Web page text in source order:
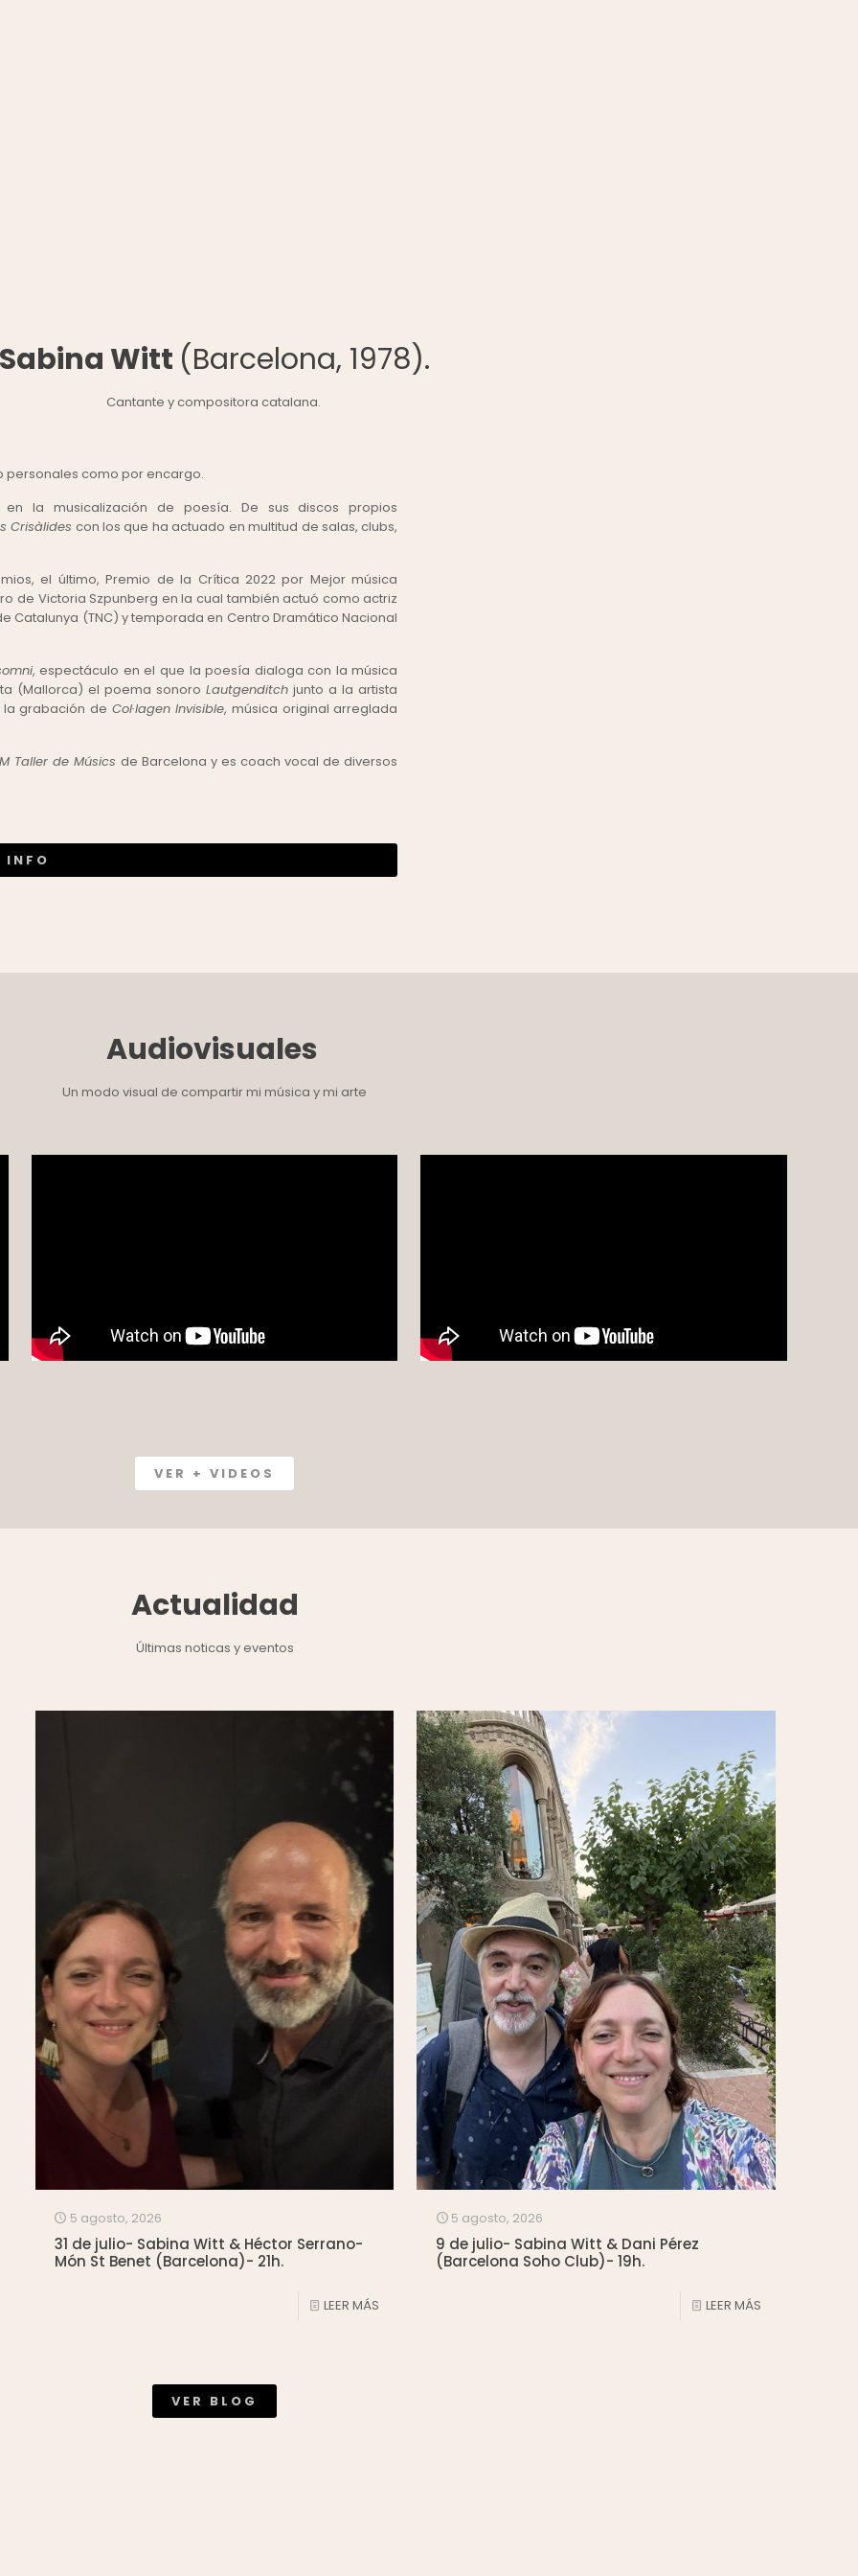
Sabina Witt (Barcelona, 1978).
Cantante y compositora catalana.
personales como por encargo.
la musicalización de poesía. De sus discos propios
Crisàlides con los que ha actuado en multitud de salas, clubs,
el último, Premio de la Crítica 2022 por Mejor música
de Victoria Szpunberg en la cual también actuó como actriz
(TNC) y temporada en Centro Dramático Nacional
, espectáculo en el que la poesía dialoga con la música
(Mallorca) el poema sonoro Lautgenditchjunto a la artista
grabación de Col·lagen Invisible, música original arreglada
Taller de Músics de Barcelona y es coach vocal de diversos
INFO
Audiovisuales
Un modo visual de compartir mi música y mi arte
VER + VIDEOS
Actualidad
Últimas noticas y eventos
5 agosto, 2026
31 de julio- Sabina Witt & Héctor Serrano-
Món St Benet (Barcelona)- 21h.
LEER MÁS
5 agosto, 2026
9 de julio- Sabina Witt & Dani Pérez
(Barcelona Soho Club)- 19h.
LEER MÁS
VER BLOG